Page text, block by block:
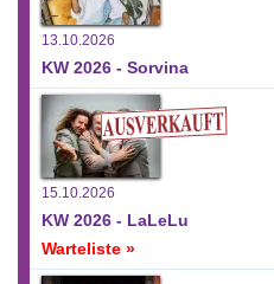
13.10.2026
KW 2026 - Sorvina
15.10.2026
KW 2026 - LaLeLu
Warteliste »